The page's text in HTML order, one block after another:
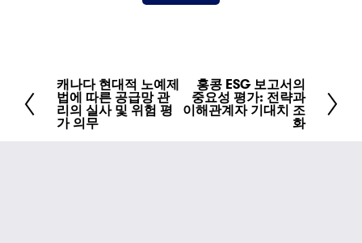
이
전
캐나다 현대적 노예제
법에 따른 공급망 관
리의 실사 및 위험 평
가 의무
다
음
홍콩 ESG 보고서의
중요성 평가: 전략과
이해관계자 기대치 조
화